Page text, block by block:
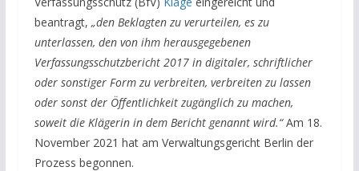
beantragt, „den Beklagten zu verurteilen, es zu
unterlassen, den von ihm herausgegebenen
Verfassungsschutzbericht 2017 in digitaler, schriftlicher
oder sonstiger Form zu verbreiten, verbreiten zu lassen
oder sonst der Öffentlichkeit zugänglich zu machen,
soweit die Klägerin in dem Bericht genannt wird.“Am 18.
November 2021 hat am Verwaltungsgericht Berlin der
Prozess begonnen.